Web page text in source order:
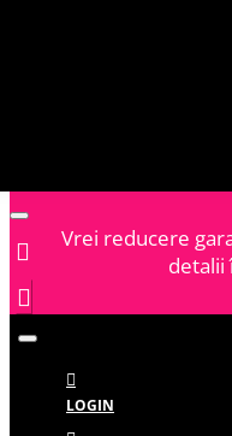
Vrei reducere
detalii
LOGIN